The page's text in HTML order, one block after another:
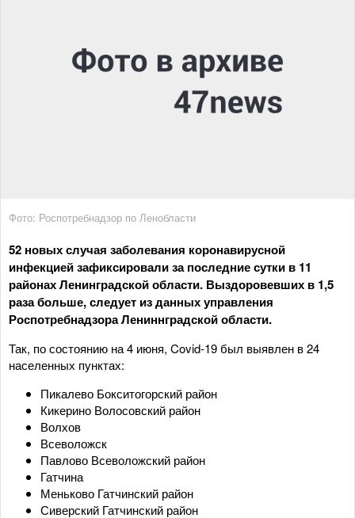
Фото: Роспотребнадзор по Ленобласти
52 новых случая заболевания коронавирусной
инфекцией зафиксировали за последние сутки в 11
районах Ленинградской области. Выздоровевших в 1,5
раза больше, следует из данных управления
Роспотребнадзора Лениннградской области.
Так, по состоянию на 4 июня, Covid-19 был выявлен в 24
населенных пунктах:
Пикалево Бокситогорский район
Кикерино Волосовский район
Волхов
Всеволожск
Павлово Всеволожский район
Гатчина
Меньково Гатчинский район
Сиверский Гатчинский район